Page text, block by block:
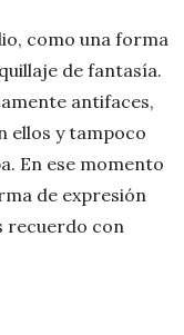
como una forma
de fantasía.
antifaces,
ellos y tampoco
En ese momento
de expresión
recuerdo con